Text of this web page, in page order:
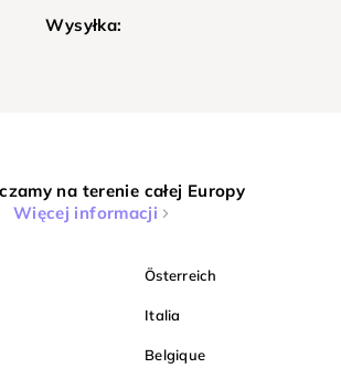
Wysyłka:
na terenie całej Europy
Więcej informacji
Österreich
Italia
Belgique